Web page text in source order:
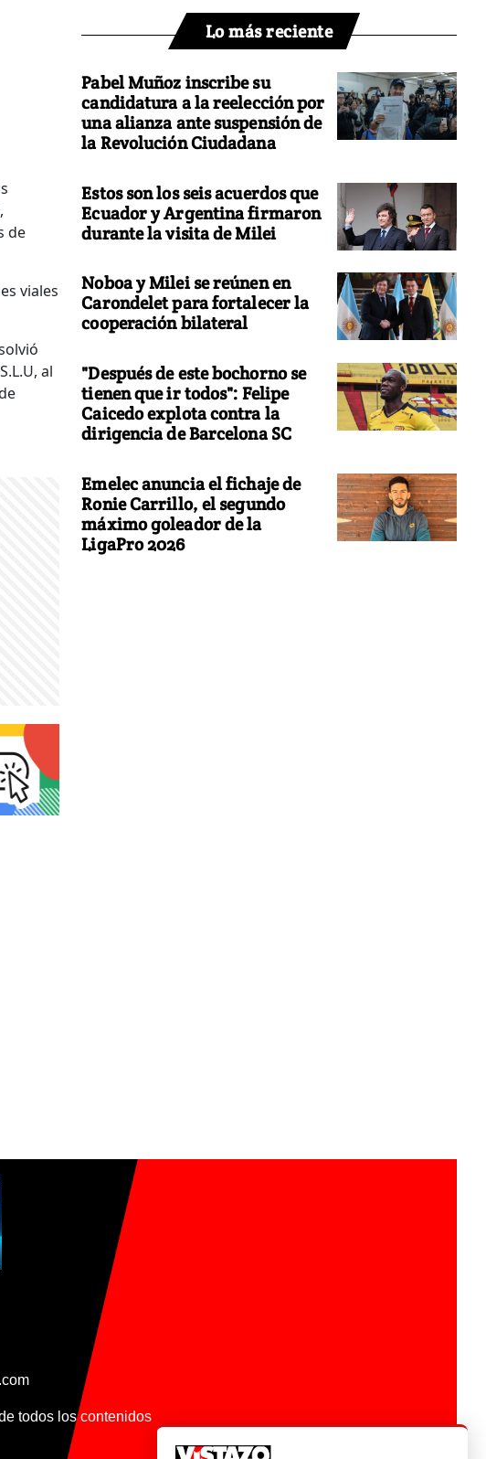
de
viales
al
Lo más reciente
Pabel Muñoz inscribe su
candidatura a la reelección por
una alianza ante suspensión de
la Revolución Ciudadana
Estos son los seis acuerdos que
Ecuador y Argentina firmaron
durante la visita de Milei
Noboa y Milei se reúnen en
Carondelet para fortalecer la
cooperación bilateral
"Después de este bochorno se
tienen que ir todos": Felipe
Caicedo explota contra la
dirigencia de Barcelona SC
Emelec anuncia el fichaje de
Ronie Carrillo, el segundo
máximo goleador de la
LigaPro 2026
todos los contenidos